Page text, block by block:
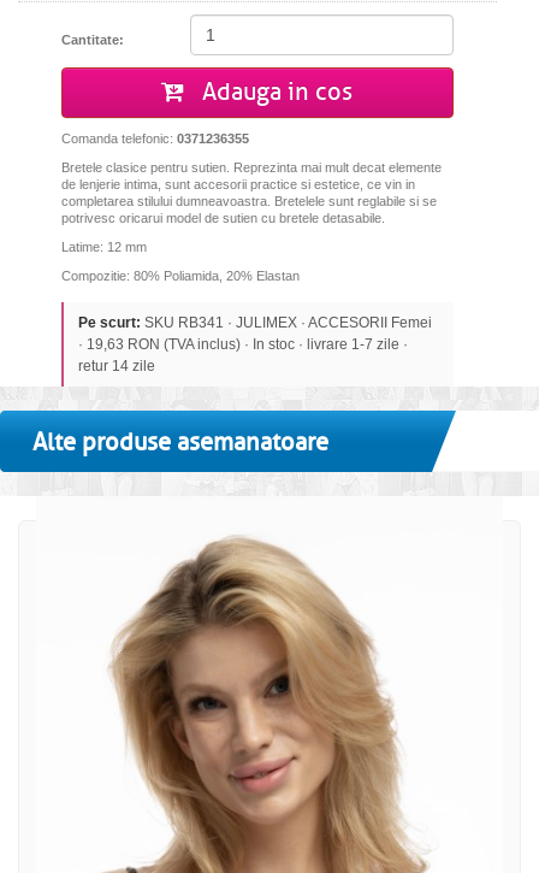
Cantitate:
Adauga in cos
Comanda telefonic: 0371236355
Bretele clasice pentru sutien. Reprezinta mai mult decat elemente
de lenjerie intima, sunt accesorii practice si estetice, ce vin in
completarea stilului dumneavoastra. Bretelele sunt reglabile si se
potrivesc oricarui model de sutien cu bretele detasabile.
Latime: 12 mm
Compozitie: 80% Poliamida, 20% Elastan
Pe scurt: SKU RB341 · JULIMEX · ACCESORII Femei
· 19,63 RON (TVA inclus) · In stoc · livrare 1-7 zile ·
retur 14 zile
Alte produse asemanatoare